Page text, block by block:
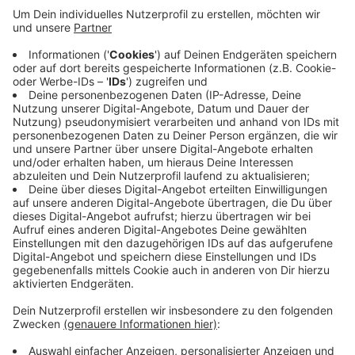
Laut Hausärzteverband Nordrhein ziehen vier
Hausärzte in das Zentrum an der Blumenstraße ein. Die
alte Gemeinschaftspraxis dort wäre sonst
aufgegeben worden, wird jetzt aber mit allen früheren
Angestellten übernommen. Das Medizinische Zentrum
wurde schon vor Jahren angestoßen, und wurde jetzt
nach langer Planung genehmigt. Laut
Hausärzteverband soll es jetzt etwa 3.000 Velberter
versorgen können.
Anzeige